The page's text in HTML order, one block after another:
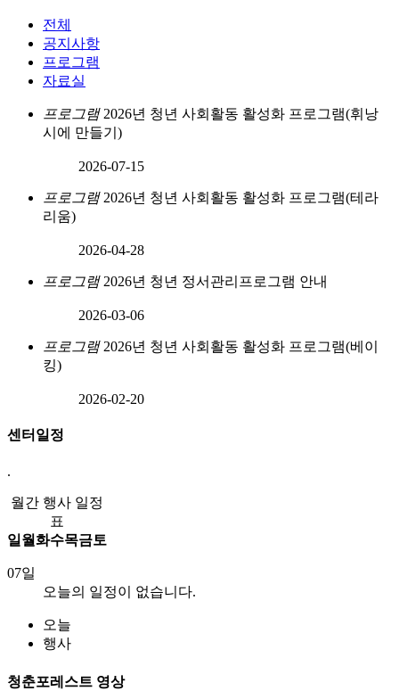
전체
공지사항
프로그램
자료실
프로그램 2026년 청년 사회활동 활성화 프로그램(휘낭
시에 만들기)
2026-07-15
프로그램 2026년 청년 사회활동 활성화 프로그램(테라
리움)
2026-04-28
프로그램 2026년 청년 정서관리프로그램 안내
2026-03-06
프로그램 2026년 청년 사회활동 활성화 프로그램(베이
킹)
2026-02-20
센터일정
.
월간 행사 일정
표
일 월화수목금토
07일
오늘의 일정이 없습니다.
오늘
행사
청춘포레스트 영상